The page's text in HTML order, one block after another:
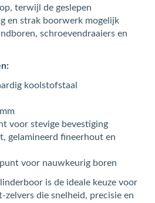
terwijl de geslepen
en strak boorwerk mogelijk
schroevendraaiers en
koolstofstaal
voor stevige bevestiging
gelamineerd fineerhout en
voor nauwkeurig boren
is de ideale keuze voor
zelvers die snelheid, precisie en